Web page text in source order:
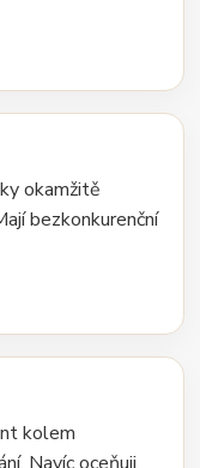
okamžitě
bezkonkurenční
kolem
Navíc oceňuji